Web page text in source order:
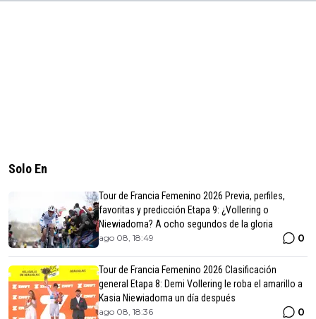
Solo En
Tour de Francia Femenino 2026 Previa, perfiles,
favoritas y predicción Etapa 9: ¿Vollering o
Niewiadoma? A ocho segundos de la gloria
ago 08, 18:49 0
Tour de Francia Femenino 2026 Clasificación
general Etapa 8: Demi Vollering le roba el amarillo a
Kasia Niewiadoma un día después
ago 08, 18:36 0